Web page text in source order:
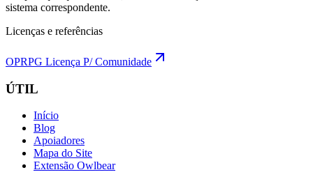
sistema correspondente.
Licenças e referências
OPRPG Licença P/ Comunidade
ÚTIL
Início
Blog
Apoiadores
Mapa do Site
Extensão Owlbear